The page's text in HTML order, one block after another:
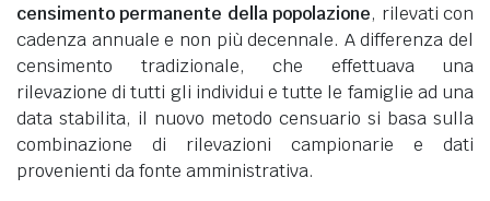
censimento permanente della popolazione, rilevati con
cadenza annuale e non più decennale. A differenza del
censimento tradizionale, che effettuava una
rilevazione di tutti gli individui e tutte le famiglie ad una
data stabilita, il nuovo metodo censuario si basa sulla
combinazione di rilevazioni campionarie e dati
provenienti da fonte amministrativa.